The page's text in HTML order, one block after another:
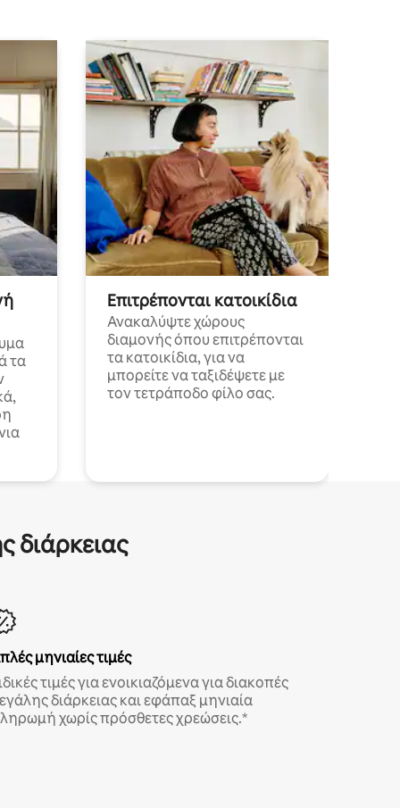
τα
Επιτρέπονται κατοικίδια
Ανακαλύψτε χώρους
διαμονής όπου επιτρέπονται
τα κατοικίδια, για να
μπορείτε να ταξιδέψετε με
τον τετράποδο φίλο σας.
διάρκειας
μηνιαίες τιμές
τιμές για ενοικιαζόμενα για διακοπές
διάρκειας και εφάπαξ μηνιαία
χωρίς πρόσθετες χρεώσεις.*